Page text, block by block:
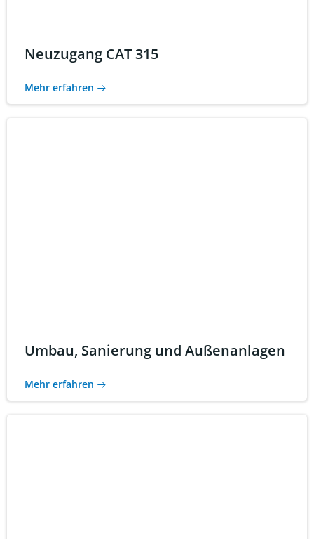
Neuzugang CAT 315
Mehr erfahren
Umbau, Sanierung und Außenanlagen
Mehr erfahren